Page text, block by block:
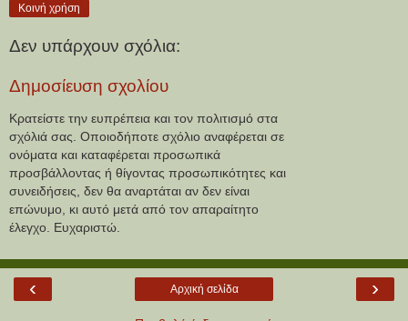
Κοινή χρήση
Δεν υπάρχουν σχόλια:
Δημοσίευση σχολίου
Κρατείστε την ευπρέπεια και τον πολιτισμό στα
σχόλιά σας. Οποιοδήποτε σχόλιο αναφέρεται σε
ονόματα και καταφέρεται προσωπικά
προσβάλλοντας ή θίγοντας προσωπικότητες και
συνειδήσεις, δεν θα αναρτάται αν δεν είναι
επώνυμο, κι αυτό μετά από τον απαραίτητο
έλεγχο. Ευχαριστώ.
‹ ›
Αρχική σελίδα